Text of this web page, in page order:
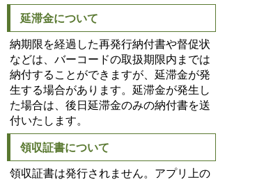
延滞金について
納期限を経過した再発行納付書や督促状
などは、バーコードの取扱期限内までは
納付することができますが、延滞金が発
生する場合があります。延滞金が発生し
た場合は、後日延滞金のみの納付書を送
付いたします。
領収証書について
領収証書は発行されません。アプリ上の